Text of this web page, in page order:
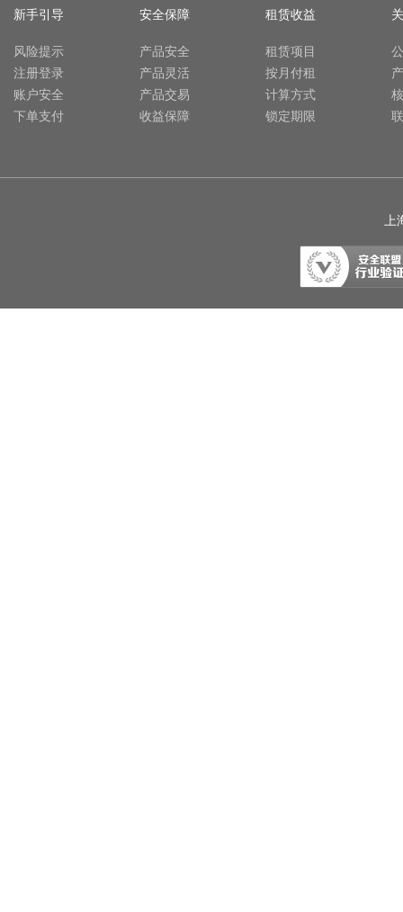
新手引导
风险提示
注册登录
账户安全
下单支付
安全保障
产品安全
产品灵活
产品交易
收益保障
租赁收益
租赁项目
按月付租
计算方式
锁定期限